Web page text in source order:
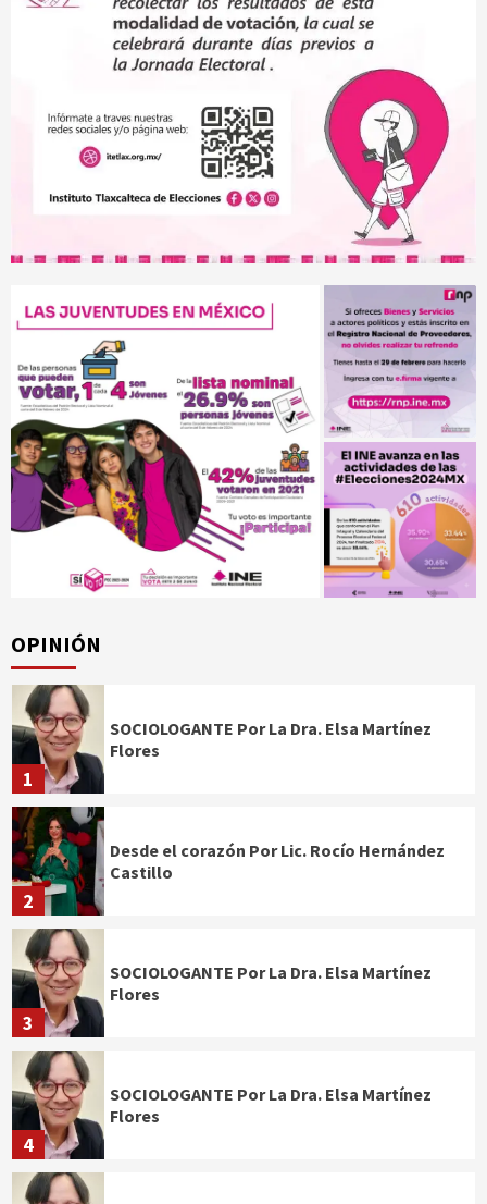
OPINIÓN
1
SOCIOLOGANTE Por La Dra. Elsa Martínez
Flores
2
Desde el corazón Por Lic. Rocío Hernández
Castillo
3
SOCIOLOGANTE Por La Dra. Elsa Martínez
Flores
4
SOCIOLOGANTE Por La Dra. Elsa Martínez
Flores